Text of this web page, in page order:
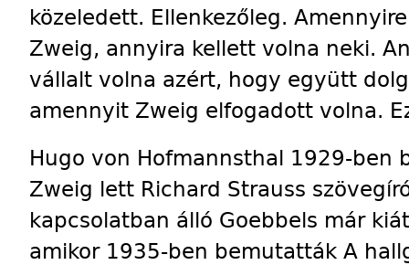
közeledett. Ellenkezőleg.
Zweig, annyira kellett volna neki.
vállalt volna azért, hogy együtt
amennyit Zweig elfogadott volna.
Hugo von Hofmannsthal 1929-ben
Zweig lett Richard Strauss
kapcsolatban álló Goebbels már
amikor 1935-ben bemutatták A